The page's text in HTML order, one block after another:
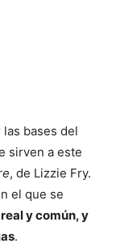
bases del
sirven a este
, de Lizzie Fry.
el que se
y común, y
.